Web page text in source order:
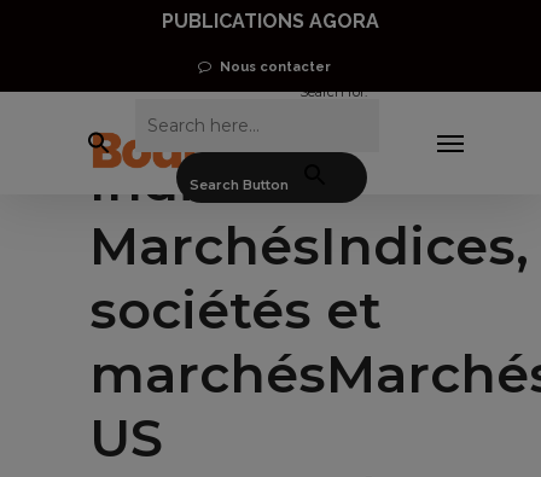
main
PUBLICATIONS AGORA
Nous contacter
Search for:
Search Button
Menu
Indices &
MarchésIndices,
sociétés et
marchés
US